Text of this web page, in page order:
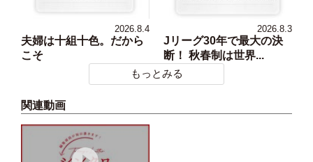
2026.8.4
夫婦は十組十色。だから
こそ
2026.8.3
Jリーグ30年で最大の決
断！ 秋春制は世界...
もっとみる
関連動画